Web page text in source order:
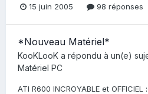
15 juin 2005 98 réponses
*Nouveau Matériel*
KooKLooK a répondu à un(e)
Matériel PC
ATI R600 INCROYABLE et